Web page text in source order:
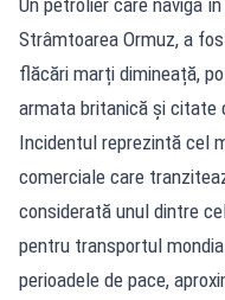
Strâmtoarea Ormuz, a
flăcări marți dimineață,
armata britanică și citate
Incidentul reprezintă cel
comerciale care
considerată unul dintre
pentru transportul
perioadele de pace,